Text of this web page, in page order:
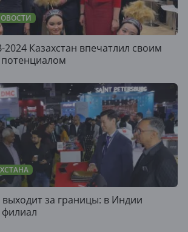
2024 Казахстан впечатлил своим
за границы: в Индии